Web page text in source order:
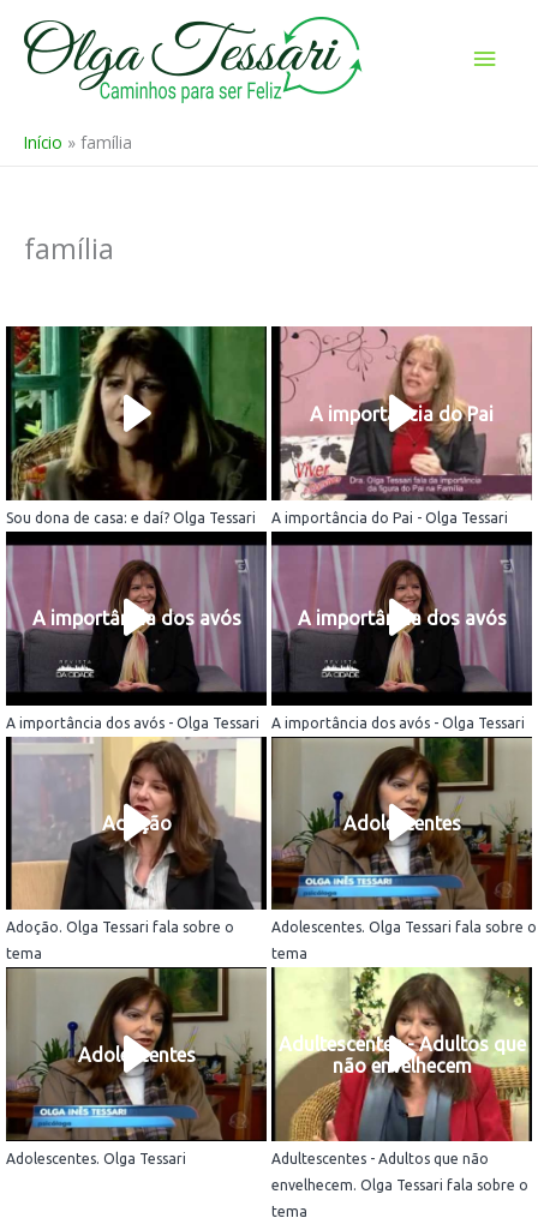
para
Início família
família
Sou dona de casa: e daí? Olga Tessari
A importância do Pai
A importância do Pai - Olga Tessari
A importância dos avós
A importância dos avós - Olga Tessari
A importância dos avós
A importância dos avós - Olga Tessari
Adoção
Adoção. Olga Tessari fala sobre o
tema
Adolescentes
Adolescentes. Olga Tessari fala sobre o
tema
Adolescentes
Adolescentes. Olga Tessari
Adultescentes - Adultos que
não envelhecem
Adultescentes - Adultos que não
envelhecem. Olga Tessari fala sobre o
tema